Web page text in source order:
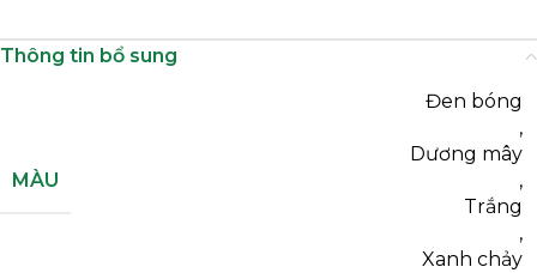
Thông tin bổ sung
MÀU
Đen bóng
,
Dương mây
,
Trắng
,
Xanh chảy